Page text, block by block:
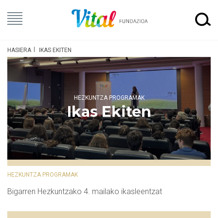
HASIERA IKAS EKITEN
Ikas Ekiten
HEZKUNTZA PROGRAMAK
HEZKUNTZA PROGRAMAK
Bigarren Hezkuntzako 4. mailako ikasleentzat